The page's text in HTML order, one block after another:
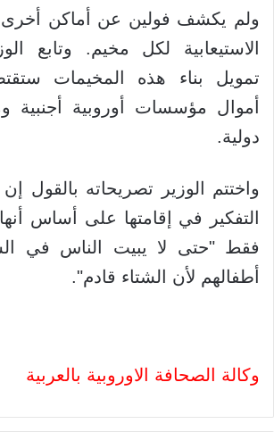
ولم يكشف فولين عن أماكن أخرى
الاستيعابية لكل مخيم. وتابع
تمويل بناء هذه المخيمات
أموال مؤسسات أوروبية أجنبية
دولية.
واختتم الوزير تصريحاته بالقول
التفكير في إقامتها على أساس أنها
فقط "حتى لا يبيت الناس في
أطفالهم لأن الشتاء قادم".
وكالة الصحافة الاوروبية بالعربية